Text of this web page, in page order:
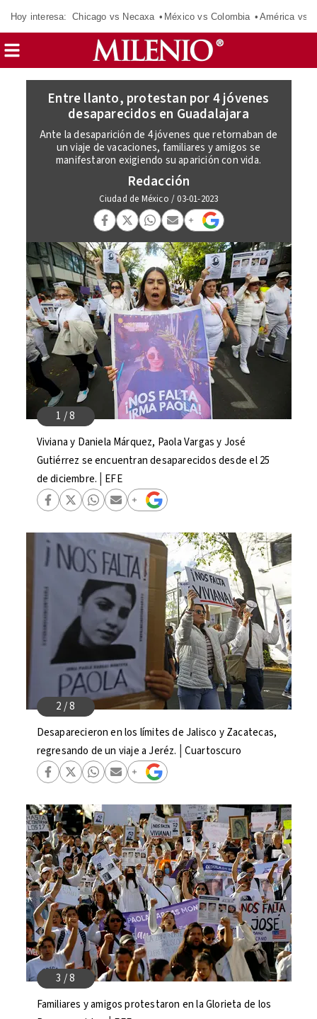
Hoy interesa: Chicago vs Necaxa México vs Colombia América vs
Entre llanto, protestan por 4 jóvenes
desaparecidos en Guadalajara
Ante la desaparición de 4 jóvenes que retornaban de
un viaje de vacaciones, familiares y amigos se
manifestaron exigiendo su aparición con vida.
Redacción
Ciudad de México / 03-01-2023
Viviana y Daniela Márquez, Paola Vargas y José
Gutiérrez se encuentran desaparecidos desde el 25
de diciembre.│EFE
Desaparecieron en los límites de Jalisco y Zacatecas,
regresando de un viaje a Jeréz.│Cuartoscuro
Familiares y amigos protestaron en la Glorieta de los